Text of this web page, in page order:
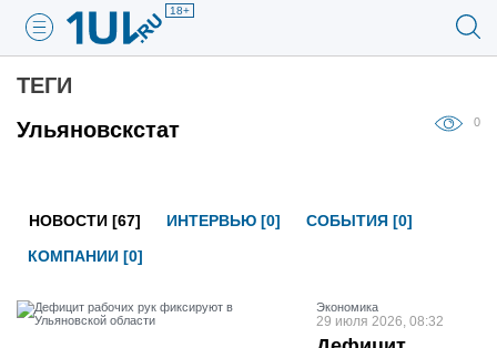
18+
ТЕГИ
Ульяновскстат
0
НОВОСТИ [67] ИНТЕРВЬЮ [0]
СОБЫТИЯ [0]
КОМПАНИИ [0]
Экономика
29 июля 2026, 08:32